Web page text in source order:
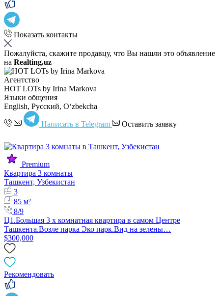
Показать контакты
Пожалуйста, скажите продавцу, что Вы нашли это объявление
на Realting.uz
Агентство
HOT LOTs by Irina Markova
Языки общения
English, Русский, Oʻzbekcha
Написать в Telegram Оставить заявку
Premium
Квартира 3 комнаты
Ташкент, Узбекистан
3
85 м²
8/9
Ц1.Большая 3 х комнатная квартира в самом Центре
Ташкента.Возле парка Эко парк.Вид на зелены…
$300,000
Рекомендовать